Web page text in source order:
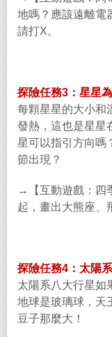
地嗎？應該遠離電
請打X。
探險任務3 ：星星
每顆星星的大小和
發熱，這也是星星
星可以指引方向嗎
節出現？
→
【互動遊戲：
起，畫出大熊座、
探險任務4 ：太陽
太陽系八大行星如
地球是玻璃球，天
豆子那麼大！